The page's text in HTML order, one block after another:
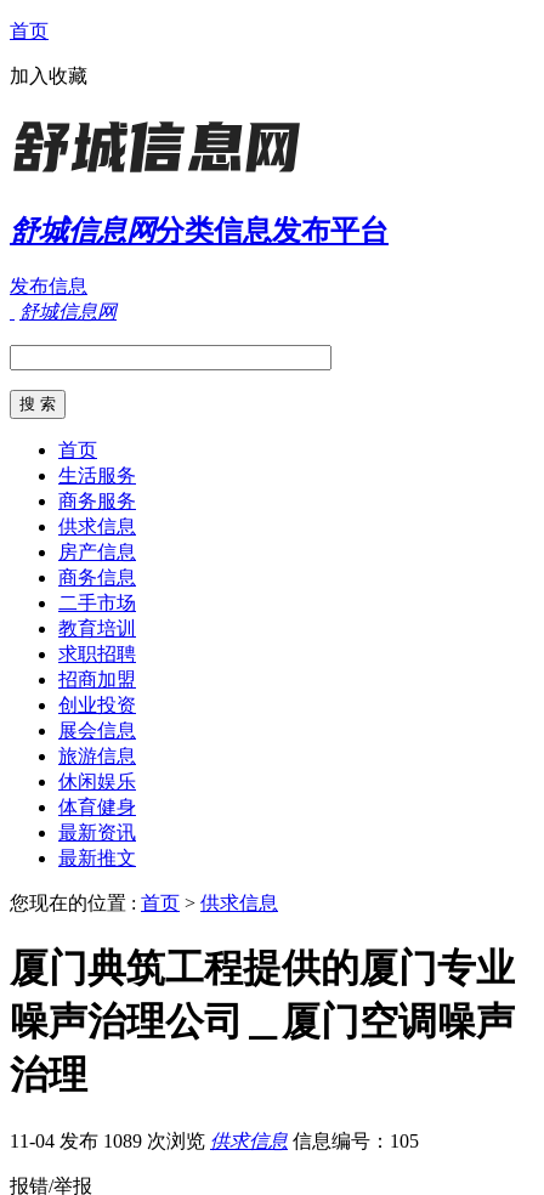
首页
加入收藏
舒城信息网分类信息发布平台
发布信息
舒城信息网
首页
生活服务
商务服务
供求信息
房产信息
商务信息
二手市场
教育培训
求职招聘
招商加盟
创业投资
展会信息
旅游信息
休闲娱乐
体育健身
最新资讯
最新推文
您现在的位置 : 首页 > 供求信息
厦门典筑工程提供的厦门专业
噪声治理公司＿厦门空调噪声
治理
11-04 发布 1089 次浏览 供求信息 信息编号：105
报错/举报